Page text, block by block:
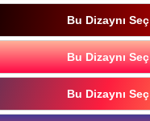
Bu Dizaynı Seç
Bu Dizaynı Seç
Bu Dizaynı Seç